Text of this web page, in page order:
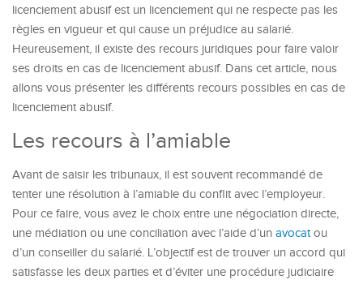
licenciement abusif est un licenciement qui ne respecte pas les
règles en vigueur et qui cause un préjudice au salarié.
Heureusement, il existe des recours juridiques pour faire valoir
ses droits en cas de licenciement abusif. Dans cet article, nous
allons vous présenter les différents recours possibles en cas de
licenciement abusif.
Les recours à l’amiable
Avant de saisir les tribunaux, il est souvent recommandé de
tenter une résolution à l’amiable du conflit avec l’employeur.
Pour ce faire, vous avez le choix entre une négociation directe,
une médiation ou une conciliation avec l’aide d’un avocatou
d’un conseiller du salarié. L’objectif est de trouver un accord qui
satisfasse les deux parties et d’éviter une procédure judiciaire